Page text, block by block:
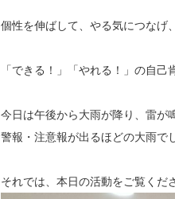
個性を伸ばして、やる気につなげ
「できる！」「やれる！」の自
今日は午後から大雨が降り、雷が
警報・注意報が出るほどの大雨で
それでは、本日の活動をご覧くだ